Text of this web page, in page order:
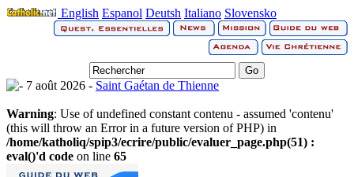
English Espanol Deutsh Italiano Slovensko
7 août 2026 - Saint Gaétan de Thienne
Warning: Use of undefined constant contenu - assumed 'contenu'
(this will throw an Error in a future version of PHP) in
/home/katholiq/spip3/ecrire/public/evaluer_page.php(51) :
eval()'d code on line 65